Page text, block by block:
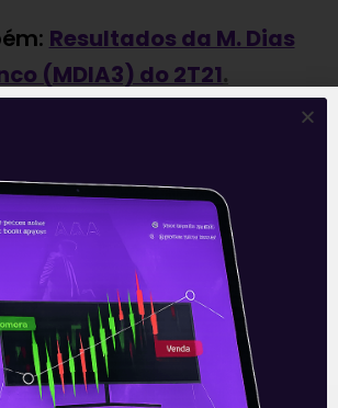
Resultados da M. Dias
(MDIA3) do 2T21.
útil para você? Compartilhe!